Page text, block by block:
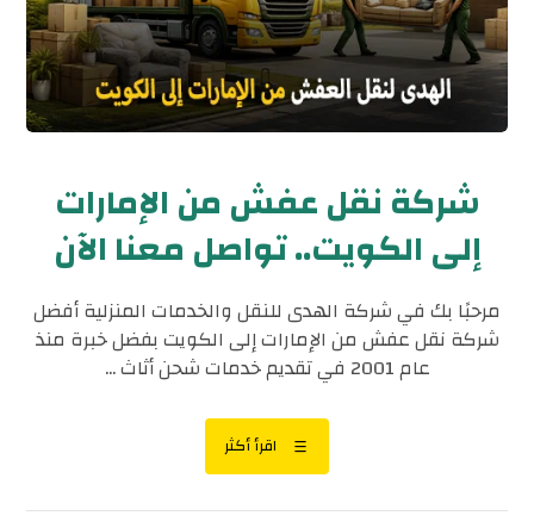
شركة نقل عفش من الإمارات
إلى الكويت.. تواصل معنا الآن
مرحبًا بك في شركة الهدى للنقل والخدمات المنزلية أفضل
شركة نقل عفش من الإمارات إلى الكويت بفضل خبرة منذ
عام 2001 في تقديم خدمات شحن أثاث ...
اقرأ أكثر